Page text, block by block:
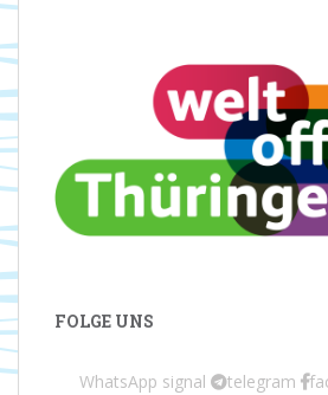
FOLGE UNS
WhatsApp signal telegram